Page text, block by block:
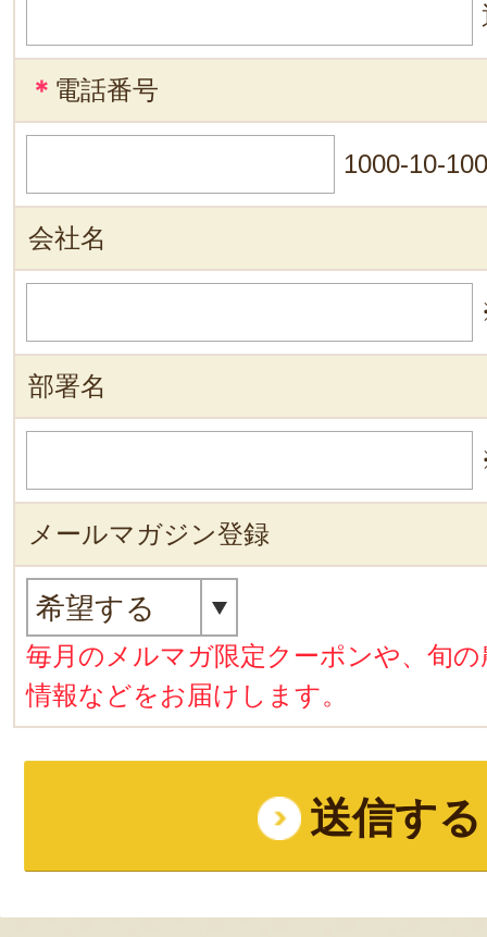
＊ 電話番号
1000-10-
会社名
部署名
メールマガジン登録
毎月のメルマガ限定クーポンや、旬
情報などをお届けします。